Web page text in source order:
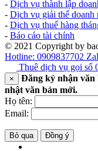
- Dịch vụ thành lập
- Dịch vụ giải thể doanh
- Dịch vụ thuế hàng
- Báo cáo tài chính
© 2021 Copyright by
Hotline: 0909837702
Thuê dịch vụ gọi số
×
Đăng ký nhận
nhật văn bản mới.
Họ tên:
Email:
Bỏ qua Đồng ý